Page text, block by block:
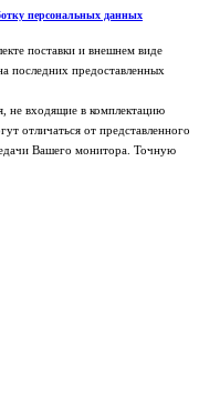
персональных данных
поставки и внешнем виде
последних предоставленных
не входящие в комплектацию
отличаться от представленного
Вашего монитора. Точную